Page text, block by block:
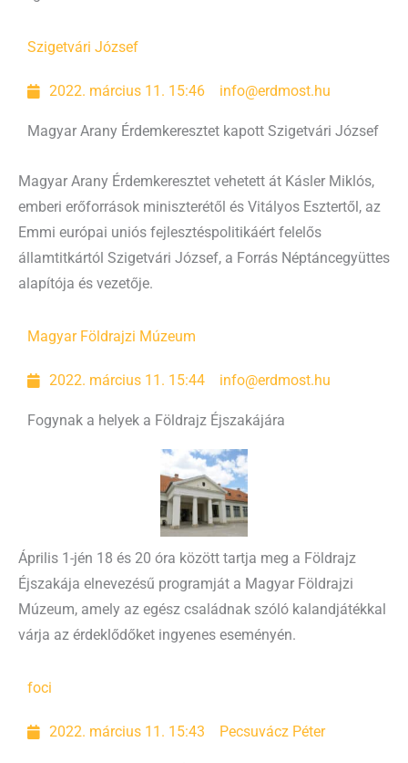
Szigetvári József
2022. március 11. 15:46 info@erdmost.hu
Magyar Arany Érdemkeresztet kapott Szigetvári József
Magyar Arany Érdemkeresztet vehetett át Kásler Miklós,
emberi erőforrások miniszterétől és Vitályos Esztertől, az
Emmi európai uniós fejlesztéspolitikáért felelős
államtitkártól Szigetvári József, a Forrás Néptáncegyüttes
alapítója és vezetője.
Magyar Földrajzi Múzeum
2022. március 11. 15:44 info@erdmost.hu
Fogynak a helyek a Földrajz Éjszakájára
Április 1-jén 18 és 20 óra között tartja meg a Földrajz
Éjszakája elnevezésű programját a Magyar Földrajzi
Múzeum, amely az egész családnak szóló kalandjátékkal
várja az érdeklődőket ingyenes eseményén.
foci
2022. március 11. 15:43 Pecsuvácz Péter